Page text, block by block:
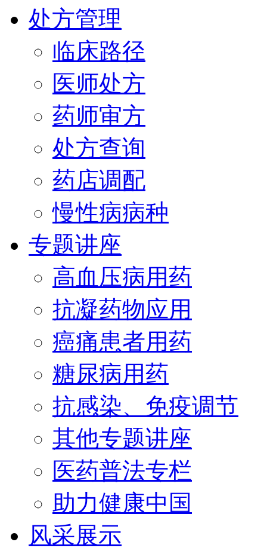
处方管理
临床路径
医师处方
药师审方
处方查询
药店调配
慢性病病种
专题讲座
高血压病用药
抗凝药物应用
癌痛患者用药
糖尿病用药
抗感染、免疫调节
其他专题讲座
医药普法专栏
助力健康中国
风采展示